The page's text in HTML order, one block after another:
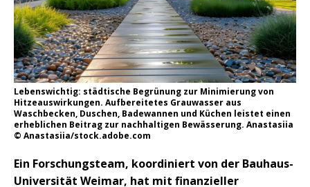
Lebenswichtig: städtische Begrünung zur Minimierung von
Hitzeauswirkungen. Aufbereitetes Grauwasser aus
Waschbecken, Duschen, Badewannen und Küchen leistet einen
erheblichen Beitrag zur nachhaltigen Bewässerung. Anastasiia
© Anastasiia/stock.adobe.com
Ein Forschungsteam, koordiniert von der Bauhaus-
Universität Weimar, hat mit finanzieller